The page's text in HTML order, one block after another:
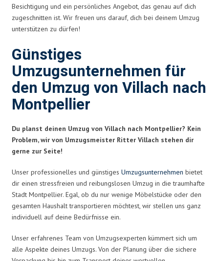
Besichtigung und ein persönliches Angebot, das genau auf dich
zugeschnitten ist. Wir freuen uns darauf, dich bei deinem Umzug
unterstützen zu dürfen!
Günstiges
Umzugsunternehmen für
den Umzug von Villach nach
Montpellier
Du planst deinen Umzug von Villach nach Montpellier? Kein
Problem, wir von Umzugsmeister Ritter Villach stehen dir
gerne zur Seite!
Unser professionelles und günstiges Umzugsunternehmen bietet
dir einen stressfreien und reibungslosen Umzug in die traumhafte
Stadt Montpellier. Egal, ob du nur wenige Möbelstücke oder den
gesamten Haushalt transportieren möchtest, wir stellen uns ganz
individuell auf deine Bedürfnisse ein.
Unser erfahrenes Team von Umzugsexperten kümmert sich um
alle Aspekte deines Umzugs. Von der Planung über die sichere